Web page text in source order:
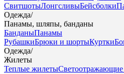
СвитшотыЛонгсливыБейсболки
Одежда/
Панамы, шляпы, банданы
БанданыПанамы
РубашкиБрюки и шортыКуртки
Одежда/
Жилеты
Теплые жилеты